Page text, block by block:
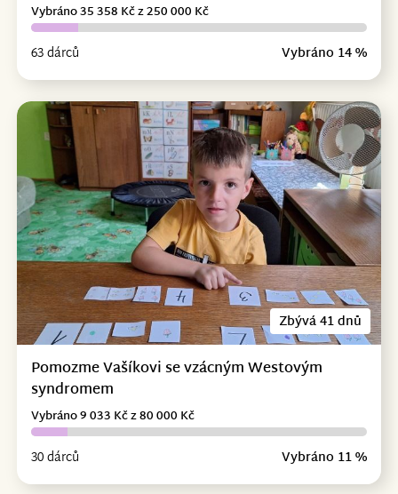
63 dárců Vybráno 14 %
Vybráno 35 358 Kč z 250 000 Kč
Zbývá 41 dnů
Pomozme Vašíkovi se vzácným Westovým
syndromem
30 dárců Vybráno 11 %
Vybráno 9 033 Kč z 80 000 Kč